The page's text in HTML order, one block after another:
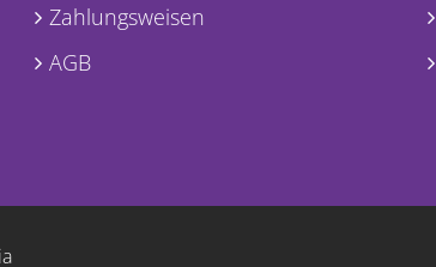
Zahlungsweisen
AGB